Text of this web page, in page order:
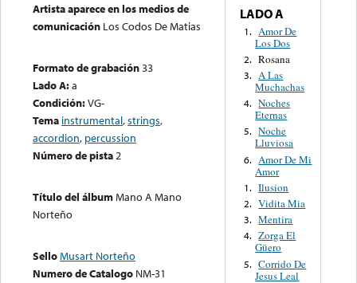
Artista aparece en los medios de
comunicación Los Codos De Matias
Formato de grabación33
Lado A:a
Condición:VG-
Tema instrumental,strings,
accordion, percussion
Número de pista2
Título del álbumMano A Mano
Norteño
SelloMusart Norteño
Numero de Catalogo NM-31
LADO A
1. Amor De
Los Dos
2. Rosana
3. A Las
Muchachas
4. Noches
Eternas
5. Noche
Lluviosa
6. Amor De Mi
Amor
1. Ilusion
2. Vidita Mia
3. Mentira
4. Zorga El
Güero
5. Corrido De
Jesus Leal